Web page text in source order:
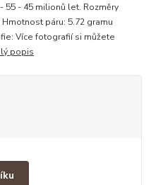
55 - 45 milionů let. Rozměry
páru: 5.72 gramu
Více fotografií si můžete
popis